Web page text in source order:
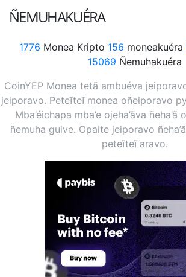
ÑEMUHAKUÉRA
1776 Monea Kripto 156 moneakuéra
15069 Ñemuhakuéra
CoinYEP Monea tetã ambuéva
jeiporavo. Peteĩteĩ monea oñeiporavo
Mba’éichapa mba’e ojeha’ãva
ñemuha guive. Opaite jeiporavo
peteĩteĩ aravo.